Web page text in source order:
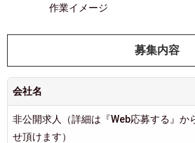
作業イメージ
募集内容
会社名
非公開求人（詳細は『Web応募する』か
せ頂けます）